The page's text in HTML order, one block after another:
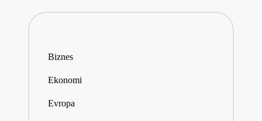
Biznes
Ekonomi
Evropa